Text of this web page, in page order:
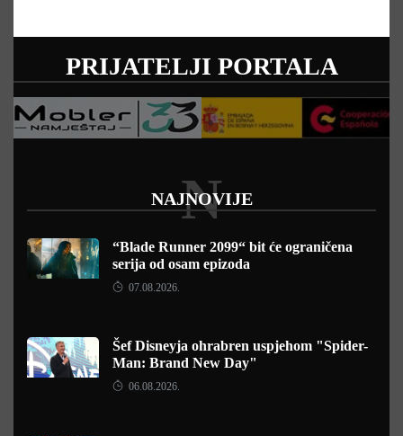
PRIJATELJI PORTALA
NAJNOVIJE
N
“Blade Runner 2099“ bit će ograničena
serija od osam epizoda
07.08.2026.
Šef Disneyja ohrabren uspjehom "Spider-
Man: Brand New Day"
06.08.2026.